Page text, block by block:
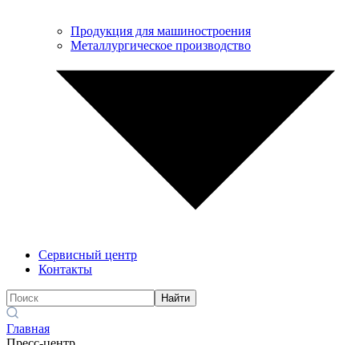
Продукция для машиностроения
Металлургическое производство
Сервисный центр
Контакты
Найти
Главная